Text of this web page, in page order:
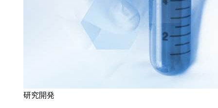
研究開発